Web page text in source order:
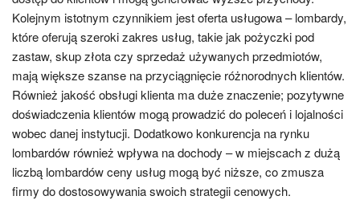
Kolejnym istotnym czynnikiem jest oferta usługowa – lombardy,
które oferują szeroki zakres usług, takie jak pożyczki pod
zastaw, skup złota czy sprzedaż używanych przedmiotów,
mają większe szanse na przyciągnięcie różnorodnych klientów.
Również jakość obsługi klienta ma duże znaczenie; pozytywne
doświadczenia klientów mogą prowadzić do poleceń i lojalności
wobec danej instytucji. Dodatkowo konkurencja na rynku
lombardów również wpływa na dochody – w miejscach z dużą
liczbą lombardów ceny usług mogą być niższe, co zmusza
firmy do dostosowywania swoich strategii cenowych.